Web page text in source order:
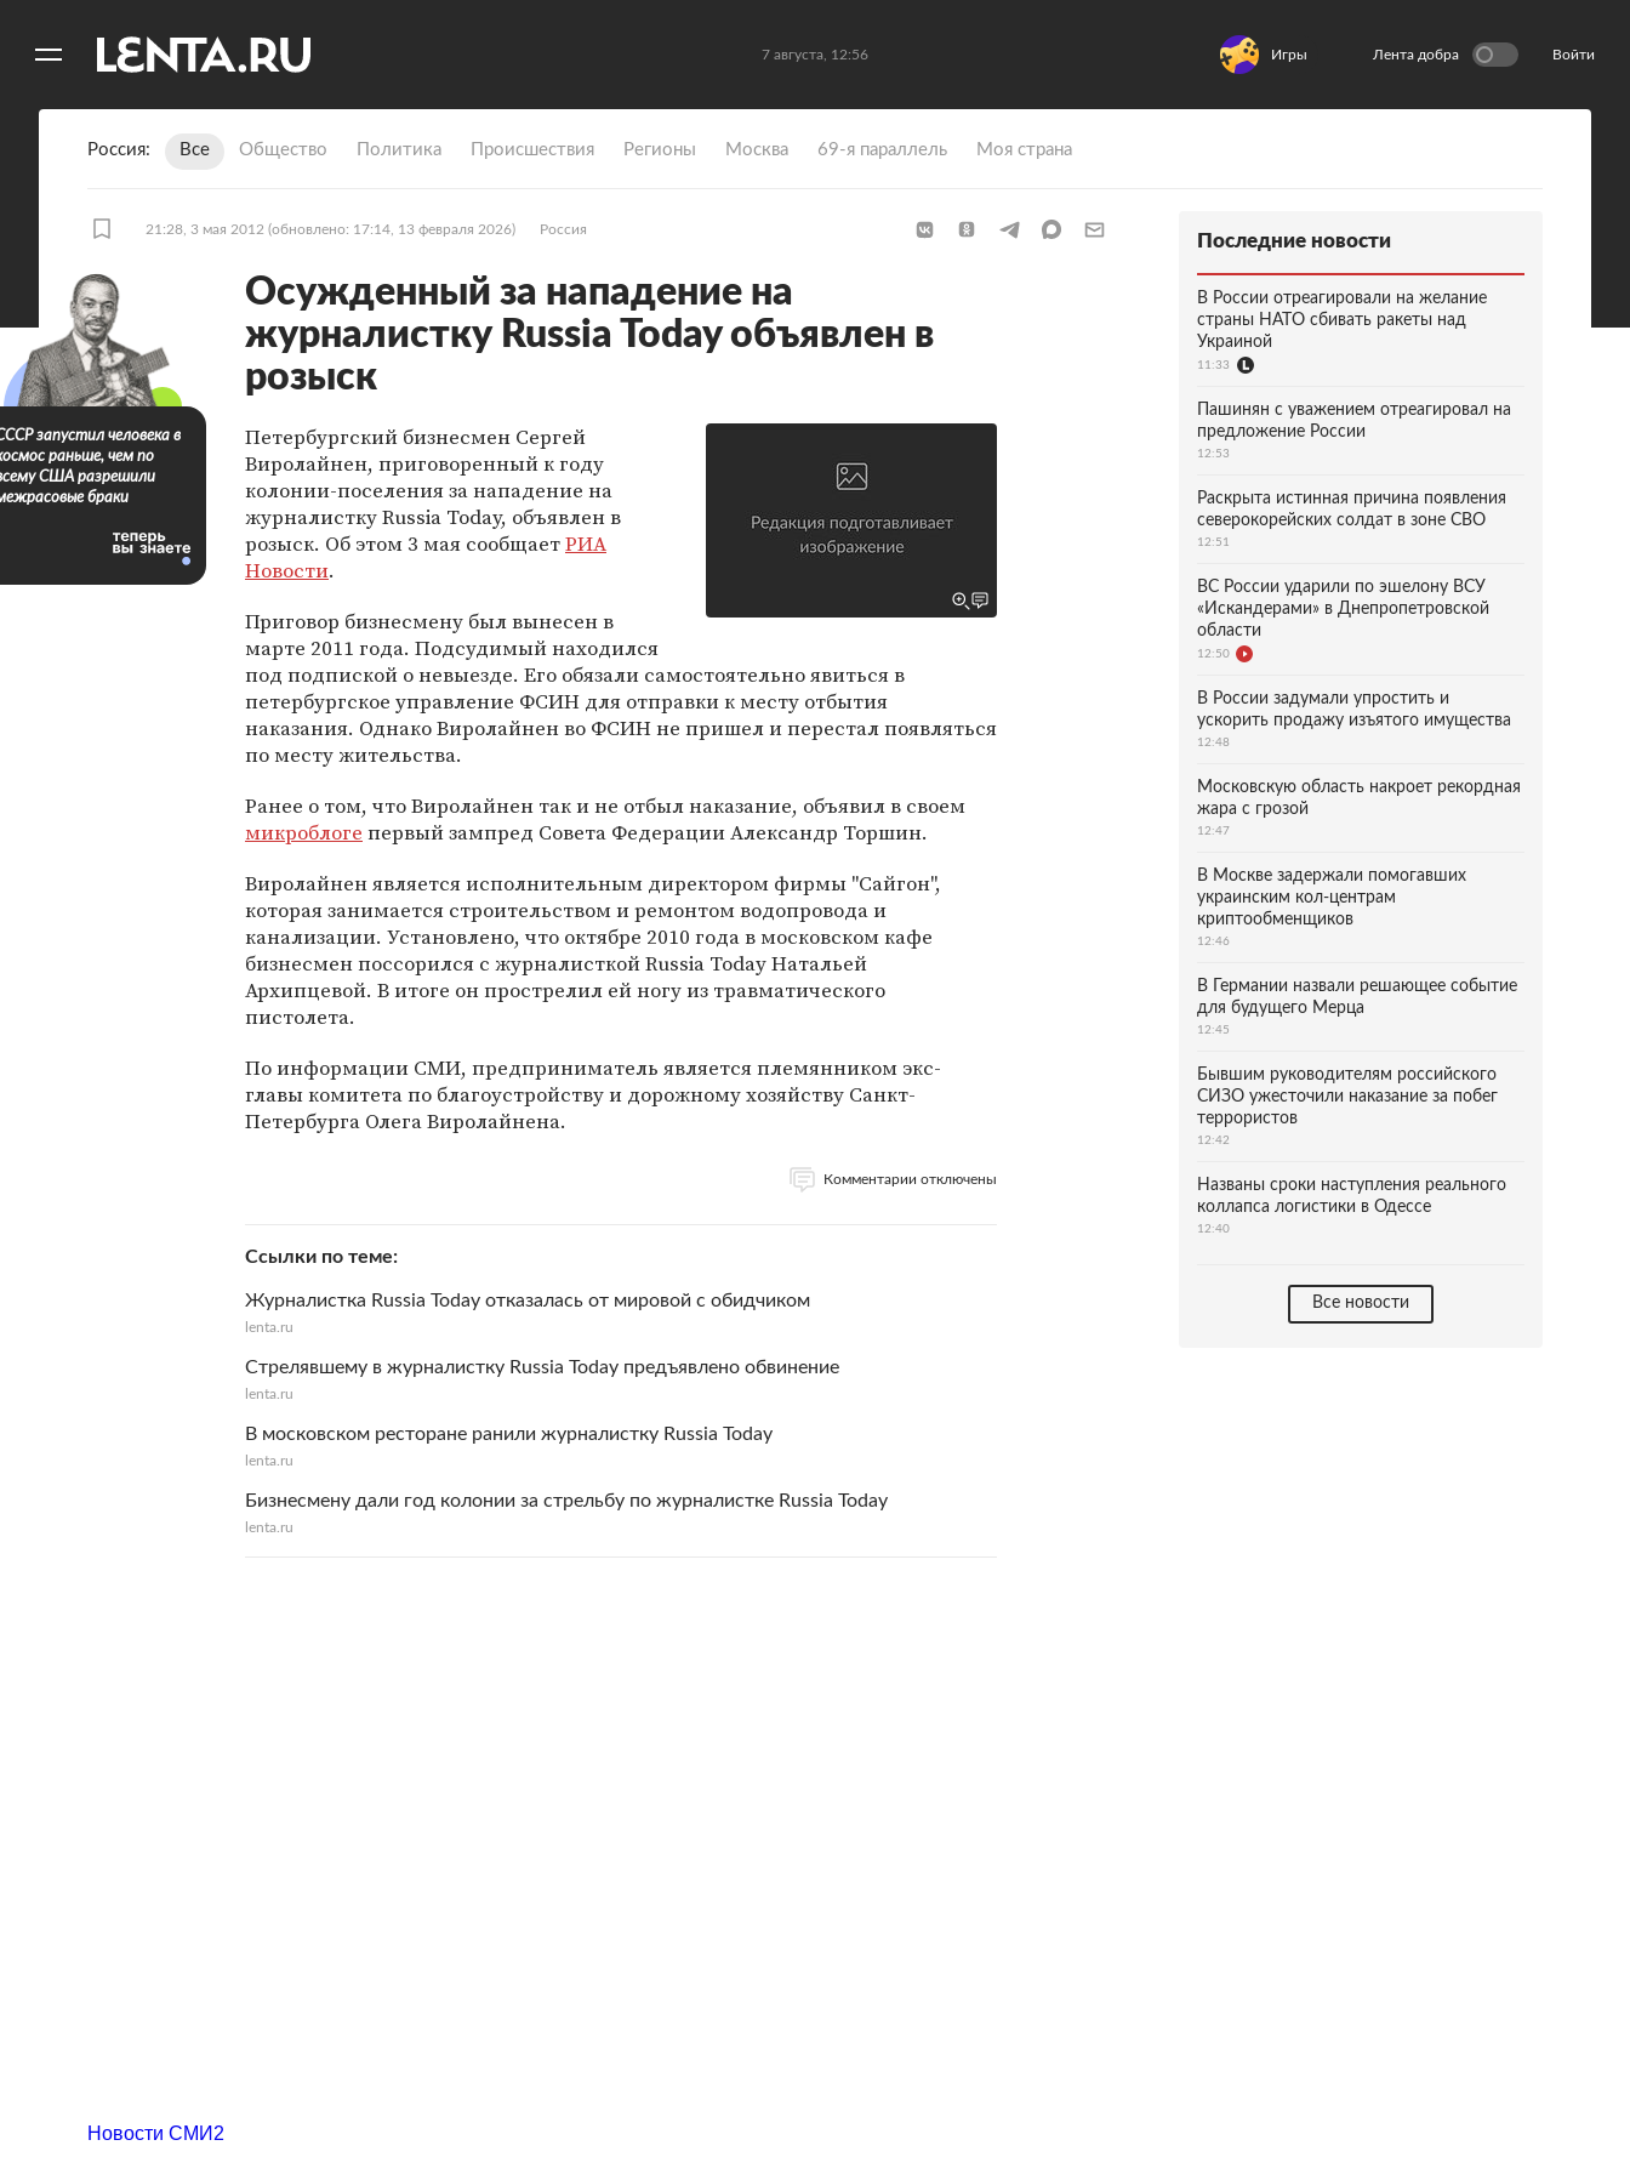
7 августа, 12:56 Игры Лента добра Войти
Россия Все Общество Политика Происшествия Регионы Москва 69-я параллель Моя страна
21:28, 3 мая 2012 (обновлено: 17:14, 13 февраля 2026) Россия
Осужденный за нападение на
журналистку Russia Today объявлен в
розыск
Петербургский бизнесмен Сергей
Виролайнен, приговоренный к году
колонии-поселения за нападение на
журналистку Russia Today, объявлен в
розыск. Об этом 3 мая сообщаетРИА
Новости.
Приговор бизнесмену был вынесен в
марте 2011 года. Подсудимый находился
под подпиской о невыезде. Его обязали самостоятельно явиться в
петербургское управление ФСИН для отправки к месту отбытия
наказания. Однако Виролайнен во ФСИН не пришел и перестал появляться
по месту жительства.
Ранее о том, что Виролайнен так и не отбыл наказание, объявил в своем
микроблоге первый зампред Совета Федерации Александр Торшин.
Виролайнен является исполнительным директором фирмы "Сайгон",
которая занимается строительством и ремонтом водопровода и
канализации. Установлено, что октябре 2010 года в московском кафе
бизнесмен поссорился с журналисткой Russia Today Натальей
Архипцевой. В итоге он прострелил ей ногу из травматического
пистолета.
По информации СМИ, предприниматель является племянником экс-
главы комитета по благоустройству и дорожному хозяйству Санкт-
Петербурга Олега Виролайнена.
Комментарии отключены
Ссылки по теме
Журналистка Russia Today отказалась от мировой с обидчиком
lenta.ru
Стрелявшему в журналистку Russia Today предъявлено обвинение
lenta.ru
В московском ресторане ранили журналистку Russia Today
lenta.ru
Бизнесмену дали год колонии за стрельбу по журналистке Russia Today
lenta.ru
запустил человека в
раньше, чем по
США разрешили
браки
Последние новости
В России отреагировали на желание
страны НАТО сбивать ракеты над
Украиной
11:33
Пашинян с уважением отреагировал на
предложение России
12:53
Раскрыта истинная причина появления
северокорейских солдат в зоне СВО
12:51
ВС России ударили по эшелону ВСУ
«Искандерами» в Днепропетровской
области
12:50
В России задумали упростить и
ускорить продажу изъятого имущества
12:48
Московскую область накроет рекордная
жара с грозой
12:47
В Москве задержали помогавших
украинским кол-центрам
криптообменщиков
12:46
В Германии назвали решающее событие
для будущего Мерца
12:45
Бывшим руководителям российского
СИЗО ужесточили наказание за побег
террористов
12:42
Названы сроки наступления реального
коллапса логистики в Одессе
12:40
Все новости
Новости СМИ2